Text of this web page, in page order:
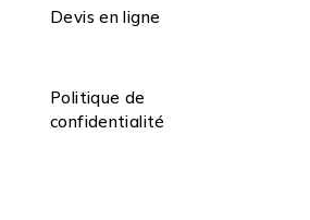
Devis en ligne
Politique de
confidentialité